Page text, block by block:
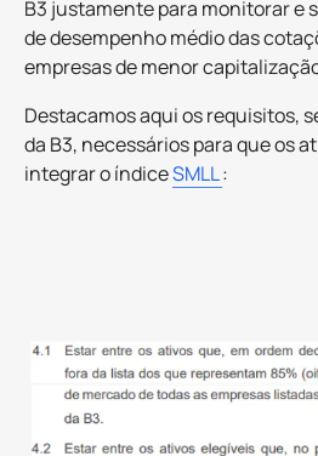
B3 justamente para monitorar e
de desempenho médio das
empresas de menor
Destacamos aqui os requisitos,
da B3, necessários para que os
integrar o índiceSMLL: